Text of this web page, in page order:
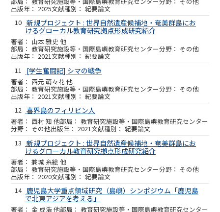
2025
紀要論文
10 新規プロジェクト : 世界自然遺産候補地・奄美群島にお
けるグローカル教育研究拠点形成研究紹介
山本 雅史 他
教育研究施設等・国際島嶼教育研究センター その他
2021
紀要論文
11
[学生奮闘記] シマの戦争
西元 萌々花 他
教育研究施設等・国際島嶼教育研究センター その他
2021
紀要論文
12 喜界島のフィリピン人
西村 知 他 教育研究施設等・国際島嶼教育研究センター
その他 2021
紀要論文
13 新規プロジェクト : 世界自然遺産候補地・奄美群島にお
けるグローカル教育研究拠点形成研究紹介
兼城 糸絵 他
教育研究施設等・国際島嶼教育研究センター その他
2020
紀要論文
14 鹿児島大学重点領域研究（島嶼）シンポジウム「鹿児島
で北東アジアを考える」
金 成浩 他 教育研究施設等・国際島嶼教育研究センター